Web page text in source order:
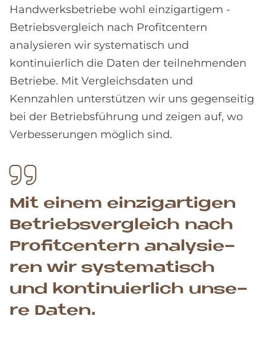
Handwerksbetriebe wohl einzigartigem -
Betriebsvergleich nach Profitcentern
analysieren wir systematisch und
kontinuierlich die Daten der teilnehmenden
Betriebe. Mit Vergleichsdaten und
Kennzahlen unterstützen wir uns gegenseitig
bei der Betriebsführung und zeigen auf, wo
Verbesserungen möglich sind.
Mit ei­nem ein­zig­ar­ti­gen
Be­triebs­ver­gleich nach
Pro­fit­cen­tern ana­ly­sie­
ren wir sy­ste­ma­tisch
und kon­ti­nu­ier­lich un­se­
re Da­ten.